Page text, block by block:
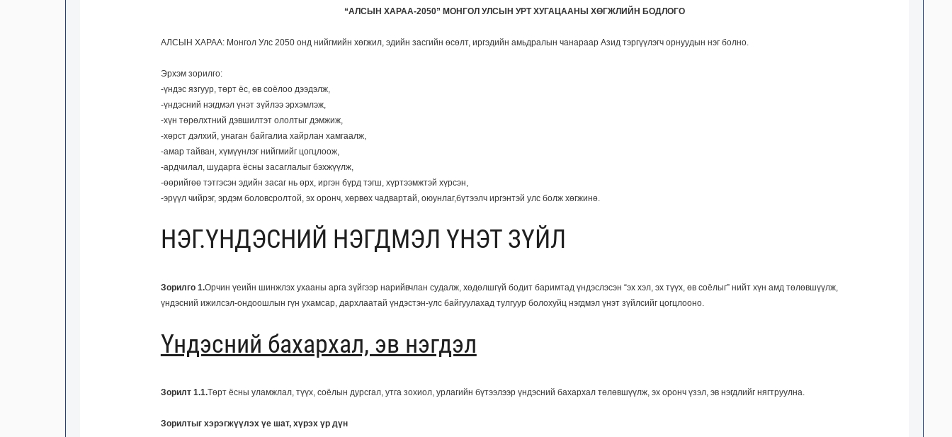
“АЛСЫН ХАРАА-2050” МОНГОЛ УЛСЫНУРТ ХУГАЦААНЫ ХӨГЖЛИЙН БОДЛОГО
АЛСЫН ХАРАА: Монгол Улс 2050 онд нийгмийн хөгжил, эдийн засгийн өсөлт, иргэдийн амьдралын чанараар Азид тэргүүлэгч орнуудын нэг болно.
Эрхэм зорилго:
-үндэс язгуур, төрт ёс, өв соёлоо дээдэлж,
-үндэсний нэгдмэл үнэт зүйлээ эрхэмлэж,
-хүн төрөлхтний дэвшилтэт ололтыг дэмжиж,
-хөрст дэлхий, унаган байгалиа хайрлан хамгаалж,
-амар тайван, хүмүүнлэг нийгмийг цогцлоож,
-ардчилал, шударга ёсны засаглалыг бэхжүүлж,
-өөрийгөө тэтгэсэн эдийн засаг нь өрх, иргэн бүрд тэгш, хүртээмжтэй хүрсэн,
-эрүүл чийрэг, эрдэм боловсролтой, эх оронч, хөрвөх чадвартай, оюунлаг,бүтээлч иргэнтэй улс болж хөгжинө.
НЭГ.ҮНДЭСНИЙ НЭГДМЭЛ ҮНЭТ ЗҮЙЛ
Зорилго 1.Орчин үеийн шинжлэх ухааны арга зүйгээр нарийвчлан судалж, хөдөлшгүй бодит баримтад үндэслэсэн “эх хэл, эх түүх, өв соёлыг” нийт хүн амд төлөвшүүлж,
үндэсний ижилсэл-ондоошлын гүн ухамсар, дархлаатай үндэстэн-улс байгуулахад тулгуур болохуйц нэгдмэл үнэт зүйлсийг цогцлооно.
Үндэсний бахархал, эв нэгдэл
Зорилт 1.1.Төрт ёсны уламжлал, түүх, соёлын дурсгал, утга зохиол, урлагийн бүтээлээр үндэсний бахархал төлөвшүүлж, эх оронч үзэл, эв нэгдлийг нягтруулна.
Зорилтыг хэрэгжүүлэх үе шат, хүрэх үр дүн